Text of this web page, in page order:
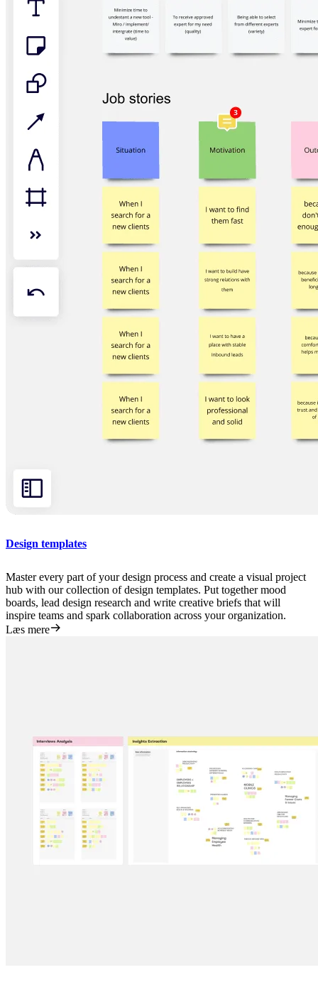
Design templates
Master every part of your design process and create a visual project
hub with our collection of design templates. Put together mood
boards, lead design research and write creative briefs that will
inspire teams and spark collaboration across your organization.
Læs mere